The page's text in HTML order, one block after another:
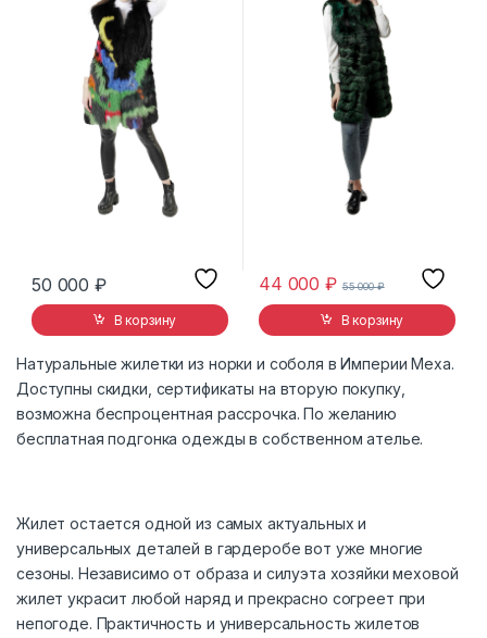
50 000₽
В корзину
44 000₽ 55 000₽
В корзину
Натуральные жилетки из норки и соболя в Империи Меха.
Доступны скидки, сертификаты на вторую покупку,
возможна беспроцентная рассрочка. По желанию
бесплатная подгонка одежды в собственном ателье.
Жилет остается одной из самых актуальных и
универсальных деталей в гардеробе вот уже многие
сезоны. Независимо от образа и силуэта хозяйки меховой
жилет украсит любой наряд и прекрасно согреет при
непогоде. Практичность и универсальность жилетов